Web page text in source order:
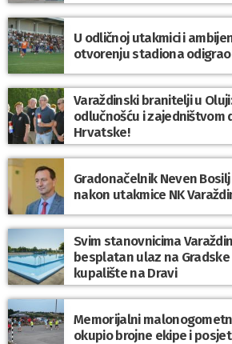
U odličnoj utakmici i
otvorenju stadiona odigrao
Varaždinski branitelji u
odlučnošću i zajedništvom
Hrvatske!
Gradonačelnik Neven
nakon utakmice NK
Svim stanovnicima
besplatan ulaz na
kupalište na Dravi
Memorijalni
okupio brojne ekipe i